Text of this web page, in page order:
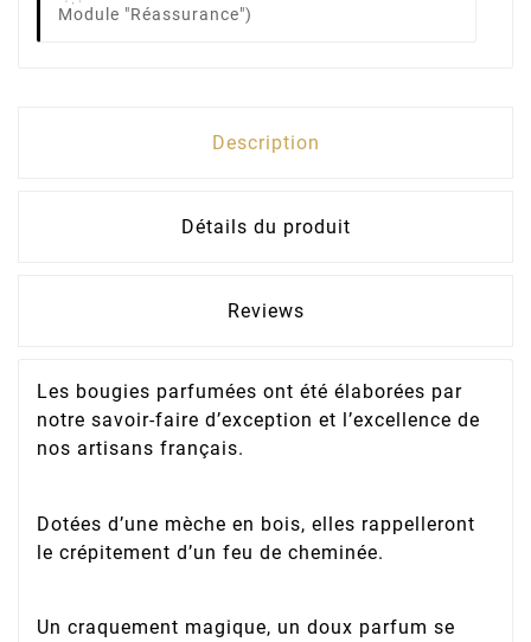
Module "Réassurance")
Description
Détails du produit
Reviews
Les bougies parfumées ont été élaborées par
notre savoir-faire d’exception et l’excellence de
nos artisans français.
Dotées d’une mèche en bois, elles rappelleront
le crépitement d’un feu de cheminée.
Un craquement magique, un doux parfum se